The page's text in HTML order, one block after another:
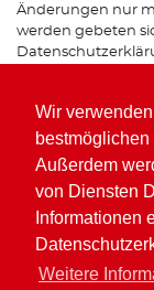
Wir
Außerdem
von Diensten
Informationen
Weitere
Änderungen nur
werden gebeten
Bei Fragen zur
Sperrung oder
Einwilligungen